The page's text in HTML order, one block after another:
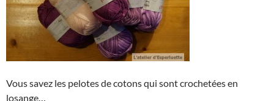
Vous savez les pelotes de cotons qui sont crochetées en
losange…